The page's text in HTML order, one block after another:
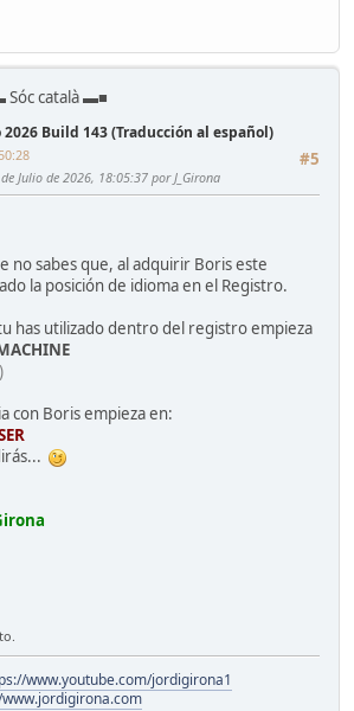
Sóc català ▬■
2026 Build 143 (Traducción al español)
#5
Julio de 2026, 18:05:37 por J_Girona
no sabes que, al adquirir Boris este
la posición de idioma en el Registro.
has utilizado dentro del registro empieza
con Boris empieza en:
www.youtube.com/jordigirona1